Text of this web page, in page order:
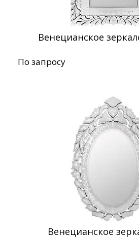
Венецианское
По запросу
Венецианское